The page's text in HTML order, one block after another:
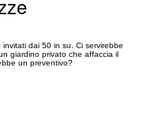
dai 50 in su. Ci servirebbe
giardino privato che affaccia il
un preventivo?